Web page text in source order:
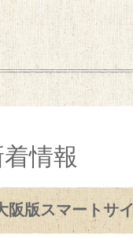
情報
阪版スマートサ